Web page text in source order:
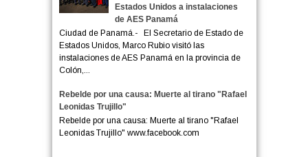
Estados Unidos a instalaciones
de AES Panamá
Ciudad de Panamá.- El Secretario de Estado de
Estados Unidos, Marco Rubio visitó las
instalaciones de AES Panamá en la provincia de
Colón,...
Rebelde por una causa: Muerte al tirano "Rafael
Leonidas Trujillo"
Rebelde por una causa: Muerte al tirano "Rafael
Leonidas Trujillo" www.facebook.com